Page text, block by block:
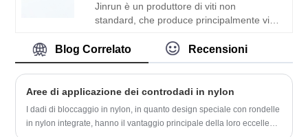
Jinrun è un produttore di viti non
standard, che produce principalmente viti
testa svasata, a testa cilindrica e altre viti
a testa, con un tonnellaggio annuo di
esportazione di oltre 10.000 tonnellate, è
un potente fornitore. Qui siamo lieti di
chiodi per tubi a testa piatta Pozi Drive a
tutti i nuovi e vecchi clienti.
Blog Correlato Recensioni
Aree di applicazione dei controdadi in nylon
I dadi di bloccaggio in nylon, in quanto design speciale con rondelle
in nylon integrate, hanno il vantaggio principale della loro eccellente